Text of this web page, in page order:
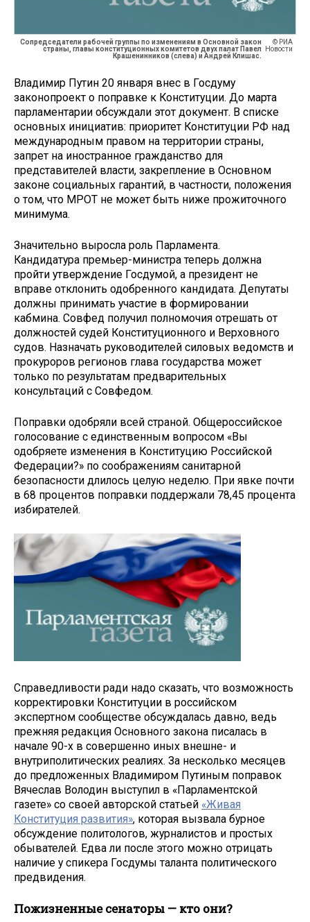
Сопредседатели рабочей группы по изменениям в Основной закон
страны, главы конституционных комитетов двух палат Павел
Крашенинников (слева) и Андрей Клишас.
© РИА
Новости
Владимир Путин 20 января внес в Госдуму
законопроект о поправке к Конституции. До марта
парламентарии обсуждали этот документ. В списке
основных инициатив: приоритет Конституции РФ над
международным правом на территории страны,
запрет на иностранное гражданство для
представителей власти, закрепление в Основном
законе социальных гарантий, в частности, положения
о том, что МРОТ не может быть ниже прожиточного
минимума.
Значительно выросла роль Парламента.
Кандидатура премьер-министра теперь должна
пройти утверждение Госдумой, а президент не
вправе отклонить одобренного кандидата. Депутаты
должны принимать участие в формировании
кабмина. Совфед получил полномочия отрешать от
должностей судей Конституционного и Верховного
судов. Назначать руководителей силовых ведомств и
прокуроров регионов глава государства может
только по результатам предварительных
консультаций с Совфедом.
Поправки одобряли всей страной. Общероссийское
голосование с единственным вопросом «Вы
одобряете изменения в Конституцию Российской
Федерации?» по соображениям санитарной
безопасности длилось целую неделю. При явке почти
в 68 процентов поправки поддержали 78,45 процента
избирателей.
Справедливости ради надо сказать, что возможность
корректировки Конституции в российском
экспертном сообществе обсуждалась давно, ведь
прежняя редакция Основного закона писалась в
начале 90-х в совершенно иных внешне- и
внутриполитических реалиях. За несколько месяцев
до предложенных Владимиром Путиным поправок
Вячеслав Володин выступил в «Парламентской
газете» со своей авторской статьей «Живая
Конституция развития», которая вызвала бурное
обсуждение политологов, журналистов и простых
обывателей. Едва ли после этого можно отрицать
наличие у спикера Госдумы таланта политического
предвидения.
Пожизненные сенаторы — кто они?